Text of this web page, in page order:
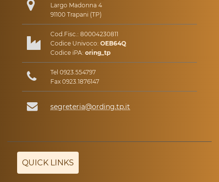
Largo Madonna 4
91100 Trapani (TP)
Cod.Fisc.: 80004230811
Codice Univoco: OEB64Q
Codice iPA: oring_tp
Tel 0923.554797
Fax 0923.1876147
segreteria@ording.tp.it
QUICK LINKS